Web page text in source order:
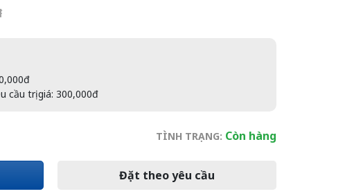
cầu trị giá: 300,000đ
TÌNH TRẠNG: Còn hàng
Đặt theo yêu cầu